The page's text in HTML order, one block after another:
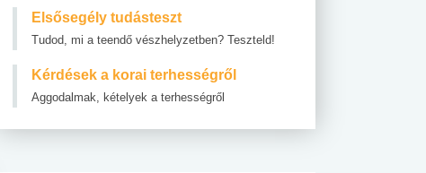
Elsősegély tudásteszt
Tudod, mi a teendő vészhelyzetben? Teszteld!
Kérdések a korai terhességről
Aggodalmak, kételyek a terhességről